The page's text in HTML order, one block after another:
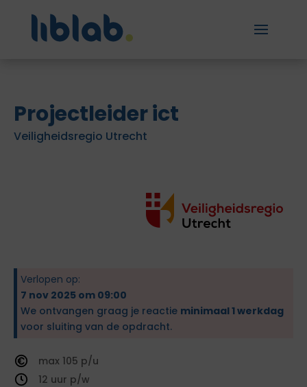
Projectleider ict
Veiligheidsregio Utrecht
Verlopen op:
7 nov 2025 om 09:00
We ontvangen graag je reactie minimaal 1 werkdag
voor sluiting van de opdracht.
105
12